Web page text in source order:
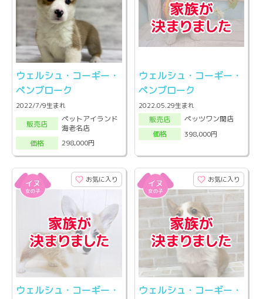
ウェルシュ・コーギー・
ペンブローク
2022/7/9生まれ
販売店
ペットアイランド
海老名店
価格
298,000円
ウェルシュ・コーギー・
ペンブローク
2022.05.29生まれ
販売店
ペッツワン関店
価格
398,000円
お気に入り
ウェルシュ・コーギー・
お気に入り
ウェルシュ・コーギー・